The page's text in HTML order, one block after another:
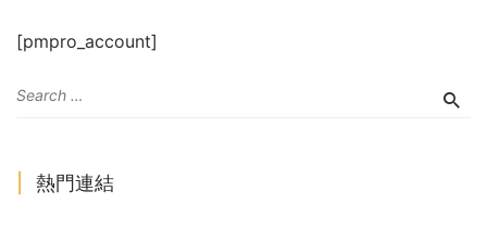
[pmpro_account]
熱門連結